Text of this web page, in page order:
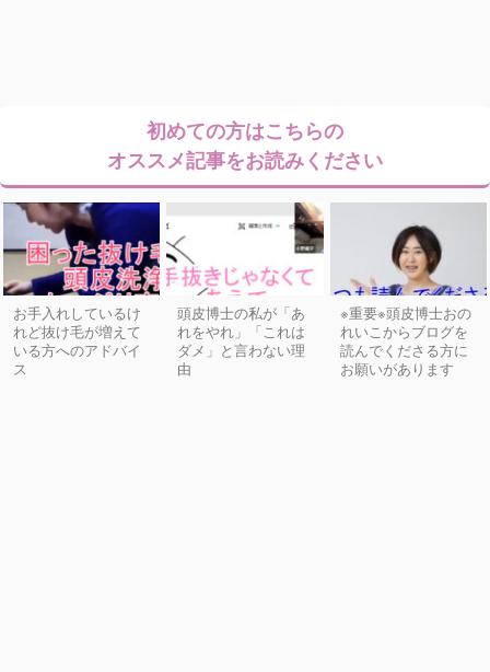
初めての方はこちらの
オススメ記事をお読みください
お手入れしているけ
れど抜け毛が増えて
いる方へのアドバイ
ス
頭皮博士の私が「あ
れをやれ」「これは
ダメ」と言わない理
由
※重要※頭皮博士おの
れいこからブログを
読んでくださる方に
お願いがあります